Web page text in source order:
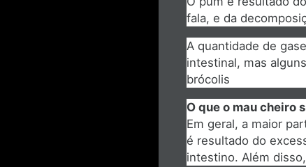
fala, e da
A quantidade de
intestinal, mas
brócolis
O que o mau cheiro
Em geral, a maior
é resultado do
intestino. Além